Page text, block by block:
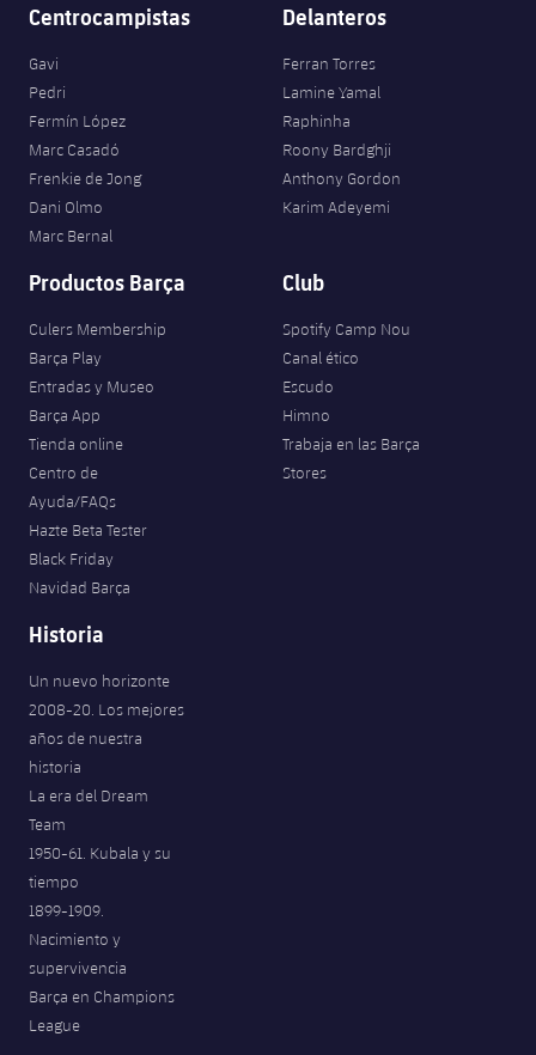
Centrocampistas
Gavi
Pedri
Fermín López
Marc Casadó
Frenkie de Jong
Dani Olmo
Marc Bernal
Delanteros
Ferran Torres
Lamine Yamal
Raphinha
Roony Bardghji
Anthony Gordon
Karim Adeyemi
Productos Barça
Culers Membership
Barça Play
Entradas y Museo
Barça App
Tienda online
Centro de
Ayuda/FAQs
Hazte Beta Tester
Black Friday
Navidad Barça
Club
Spotify Camp Nou
Canal ético
Escudo
Himno
Trabaja en las Barça
Stores
Historia
Un nuevo horizonte
2008-20. Los mejores
años de nuestra
historia
La era del Dream
Team
1950-61. Kubala y su
tiempo
1899-1909.
Nacimiento y
supervivencia
Barça en Champions
League